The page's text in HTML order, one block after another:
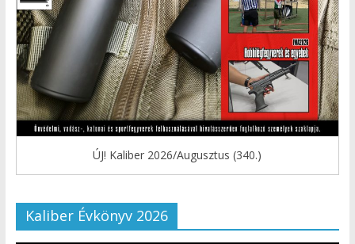
ÚJ! Kaliber 2026/Augusztus (340.)
Kaliber Évkönyv 2026